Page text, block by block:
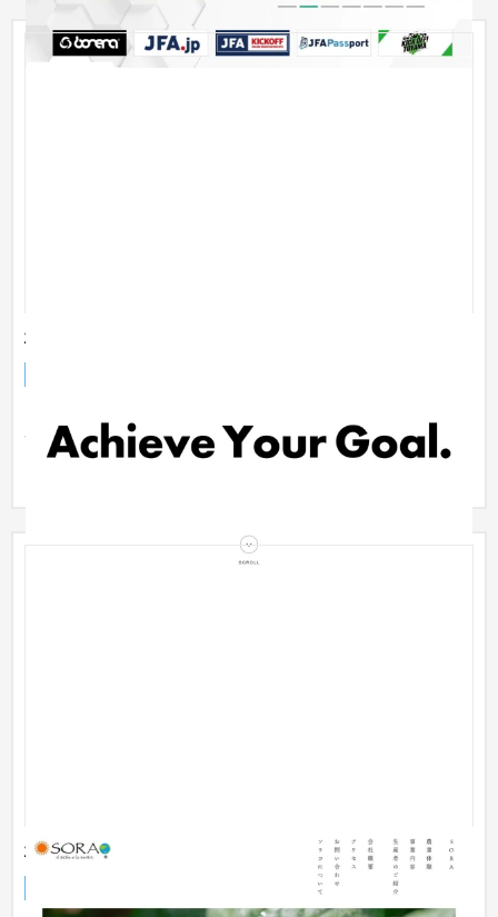
株式会社コロプラネクスト
ず幅広くスタートアップ・上場株式に投資している株式会社コ
ロプラネ...
株式会社SORA コーポレートサイト